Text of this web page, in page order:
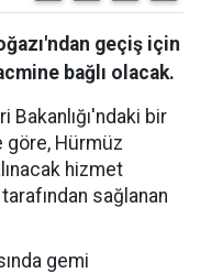
geçiş için
bağlı olacak.
Bakanlığı'ndaki bir
göre, Hürmüz
hizmet
sağlanan
gemi